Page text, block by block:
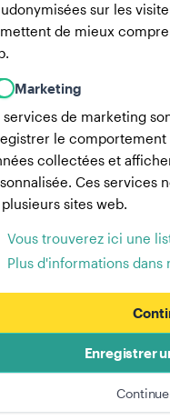
sur les
de mieux
Marketing
services de marketing
le comportement
collectées et
Ces services
sites web.
Vous trouverez ici une
Plus d'informations
Enregistrer